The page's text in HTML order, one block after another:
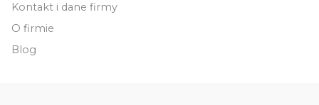
Kontakt i dane firmy
O firmie
Blog